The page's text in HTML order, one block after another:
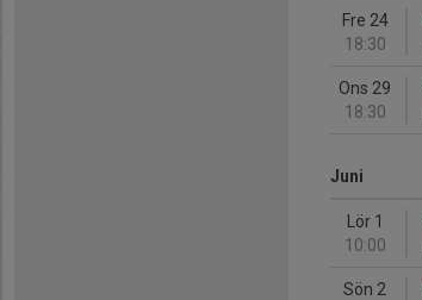
Fre 24
18:30
Ons 29
18:30
Juni
Lör 1
10:00
Sön 2